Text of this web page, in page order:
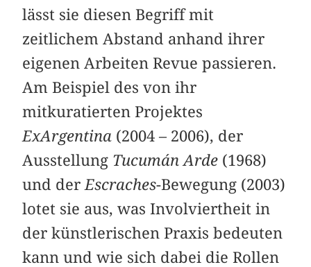
lässt sie diesen Begriff mit
zeitlichem Abstand anhand ihrer
eigenen Arbeiten Revue passieren.
Am Beispiel des von ihr
mitkuratierten Projektes
ExArgentina (2004 – 2006), der
Ausstellung Tucumán Arde (1968)
und der Escraches-Bewegung (2003)
lotet sie aus, was Involviertheit in
der künstlerischen Praxis bedeuten
kann und wie sich dabei die Rollen